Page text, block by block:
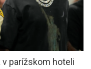
parížskom hoteli